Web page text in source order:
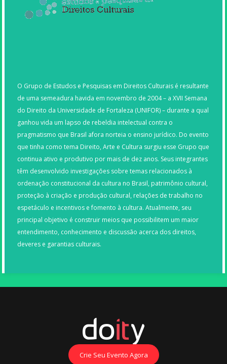
O Grupo de Estudos e Pesquisas em Direitos Culturais é resultante
de uma semeadura havida em novembro de 2004 – a XVII Semana
do Direito da Universidade de Fortaleza (UNIFOR) – durante a qual
ganhou vida um lapso de rebeldia intelectual contra o
pragmatismo que Brasil afora norteia o ensino jurídico. Do evento
que tinha como tema Direito, Arte e Cultura surgiu esse Grupo que
continua ativo e produtivo por mais de dez anos. Seus integrantes
têm desenvolvido investigações sobre temas relacionados à
ordenação constitucional da cultura no Brasil, patrimônio cultural,
proteção à criação e produção cultural, relações de trabalho no
espetáculo e incentivos e fomento à cultura. Atualmente, seu
principal objetivo é construir meios que possibilitem um maior
entendimento, conhecimento e discussão acerca dos direitos,
deveres e garantias culturais.
Crie Seu Evento Agora